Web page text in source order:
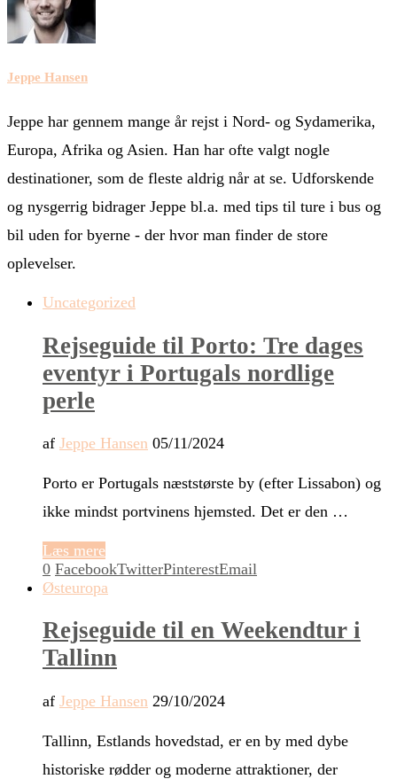
Jeppe Hansen
Jeppe har gennem mange år rejst i Nord- og Sydamerika,
Europa, Afrika og Asien. Han har ofte valgt nogle
destinationer, som de fleste aldrig når at se. Udforskende
og nysgerrig bidrager Jeppe bl.a. med tips til ture i bus og
bil uden for byerne - der hvor man finder de store
oplevelser.
Uncategorized
Rejseguide til Porto: Tre dages
eventyr i Portugals nordlige
perle
af Jeppe Hansen 05/11/2024
Porto er Portugals næststørste by (efter Lissabon) og
ikke mindst portvinens hjemsted. Det er den …
Læs mere
0 FacebookTwitterPinterestEmail
Østeuropa
Rejseguide til en Weekendtur i
Tallinn
af Jeppe Hansen 29/10/2024
Tallinn, Estlands hovedstad, er en by med dybe
historiske rødder og moderne attraktioner, der